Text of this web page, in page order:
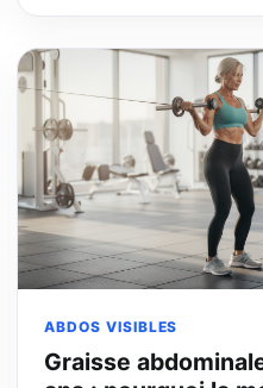
ABDOS VISIBLES
Graisse